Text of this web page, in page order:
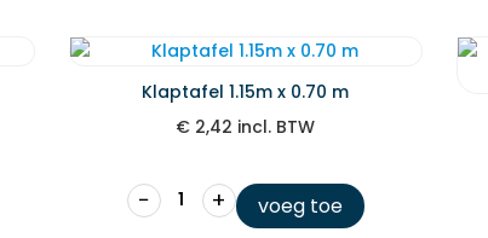
Klaptafel 1.15m x 0.70 m
€ 2,42 incl. BTW
− + voeg toe